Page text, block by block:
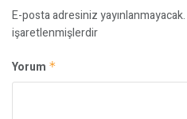
E-posta adresiniz yayınlanmayacak.
işaretlenmişlerdir
Yorum *